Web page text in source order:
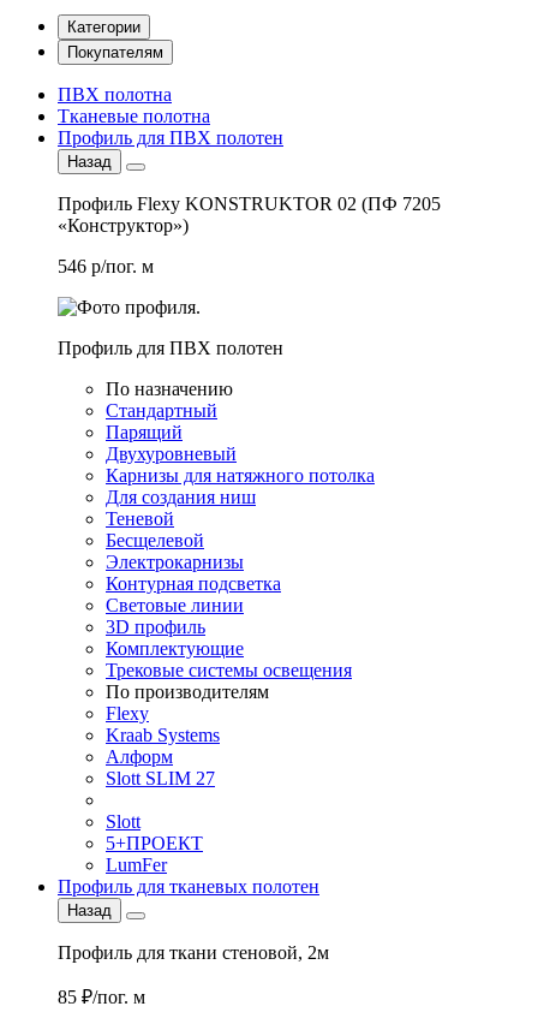
Категории
Покупателям
ПВХ полотна
Тканевые полотна
Профиль для ПВХ полотен
Назад
Профиль Flexy KONSTRUKTOR 02 (ПФ 7205
«Конструктор»)
546 р/пог. м
Профиль для ПВХ полотен
По назначению
Стандартный
Парящий
Двухуровневый
Карнизы для натяжного потолка
Для создания ниш
Теневой
Бесщелевой
Электрокарнизы
Контурная подсветка
Световые линии
3D профиль
Комплектующие
Трековые системы освещения
По производителям
Flexy
Kraab Systems
Алформ
Slott SLIM 27
Slott
5+ПРОЕКТ
LumFer
Профиль для тканевых полотен
Назад
Профиль для ткани стеновой, 2м
85 ₽/пог. м